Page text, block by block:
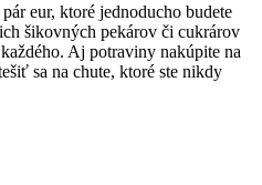
eur, ktoré jednoducho budete
šikovných pekárov či cukrárov
Aj potraviny nakúpite na
sa na chute, ktoré ste nikdy